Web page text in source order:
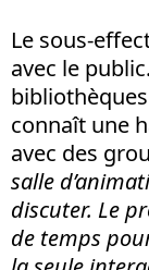
Le sous-
avec le
connaît une
avec des
salle
discuter. Le
de temps